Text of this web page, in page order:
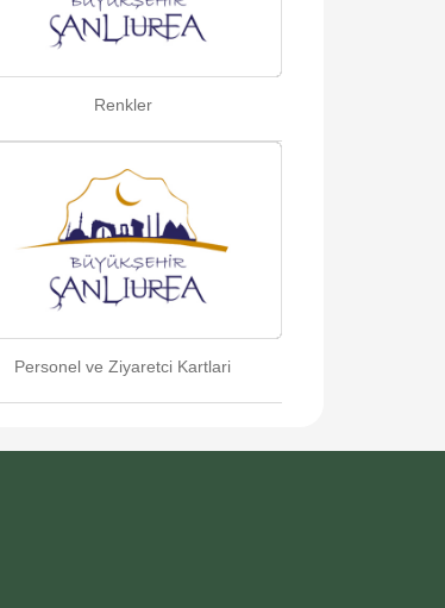
Renkler
Personel ve Ziyaretci Kartlari